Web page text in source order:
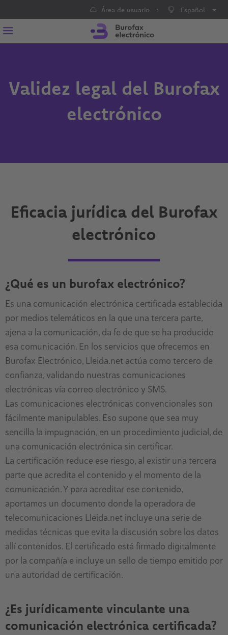
Área de usuario · Español
Validez legal del Burofax
electrónico
Eficacia jurídica del Burofax
electrónico
¿Qué es un burofax electrónico?
Es una comunicación electrónica certificada establecida
por medios telemáticos en la que una tercera parte,
ajena a la comunicación, da fe de que se ha producido
esa comunicación. En los servicios que ofrecemos en
Burofax Electrónico, Lleida.net actúa como tercero de
confianza, validando nuestras comunicaciones
electrónicas vía correo electrónico y SMS.
Las comunicaciones electrónicas convencionales son
fácilmente manipulables. Eso supone que sea muy
sencilla la impugnación, en un procedimiento judicial, de
una comunicación electrónica sin certificar.
La certificación reduce ese riesgo, al existir una tercera
parte que acredita el contenido y el momento de la
comunicación. Y para acreditar ese contenido,
aportamos un documento donde la operadora de
telecomunicaciones Lleida.net incluye una serie de
medidas técnicas que evita la discusión sobre los datos
allí contenidos. El certificado está firmado digitalmente
por la compañía e incluye un sello de tiempo emitido por
una autoridad de certificación.
¿Es jurídicamente vinculante una
comunicación electrónica certificada?